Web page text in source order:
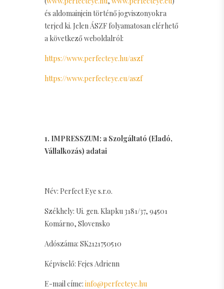
és aldomainjein történő jogviszonyokra
terjed ki. Jelen ÁSZF folyamatosan elérhető
a következő weboldalról:
https://www.perfecteye.hu/aszf
https://www.perfecteye.eu/aszf
1. IMPRESSZUM: a Szolgáltató (Eladó,
Vállalkozás) adatai
Név: Perfect Eye s.r.o.
Székhely: Ui. gen. Klapku 3181/37, 94501
Komárno, Slovensko
Adószáma: SK2121750510
Képviselő: Fejes Adrienn
E-mail címe: info@perfecteye.hu